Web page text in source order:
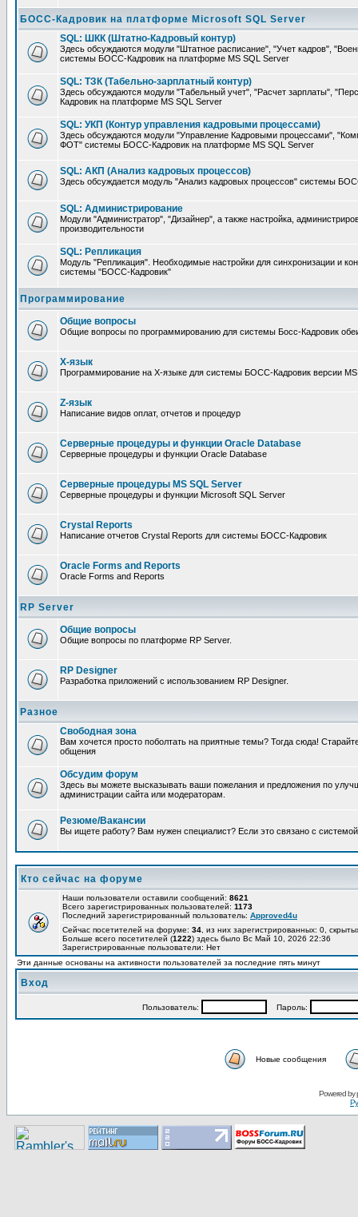
БОСС-Кадровик на платформе Microsoft SQL Server
SQL: ШКК (Штатно-Кадровый контур)
Здесь обсуждаются модули "Штатное расписание", "Учет кадров",
системы БОСС-Кадровик на платформе MS SQL Server
SQL: ТЗК (Табельно-зарплатный контур)
Здесь обсуждаются модули "Табельный учет", "Расчет зарплаты",
Кадровик на платформе MS SQL Server
SQL: УКП (Контур управления кадровыми процессами)
Здесь обсуждаются модули "Управление Кадровыми процессами",
ФОТ" системы БОСС-Кадровик на платформе MS SQL Server
SQL: АКП (Анализ кадровых процессов)
Здесь обсуждается модуль "Анализ кадровых процессов" системы
SQL: Администрирование
Модули "Администратор", "Дизайнер", а также настройка,
производительности
SQL: Репликация
Модуль "Репликация". Необходимые настройки для синхронизации и
системы "БОСС-Кадровик"
Программирование
Общие вопросы
Общие вопросы по программированию для системы Босс-Кадровик
X-язык
Программирование на X-языке для системы БОСС-Кадровик версии
Z-язык
Написание видов оплат, отчетов и процедур
Серверные процедуры и функции Oracle Database
Серверные процедуры и функции Oracle Database
Серверные процедуры MS SQL Server
Серверные процедуры и функции Microsoft SQL Server
Crystal Reports
Написание отчетов Crystal Reports для системы БОСС-Кадровик
Oracle Forms and Reports
Oracle Forms and Reports
RP Server
Общие вопросы
Общие вопросы по платформе RP Server.
RP Designer
Разработка приложений с использованием RP Designer.
Разное
Свободная зона
Вам хочется просто поболтать на приятные темы? Тогда сюда!
общения
Обсудим форум
Здесь вы можете высказывать ваши пожелания и предложения по
администрации сайта или модераторам.
Резюме/Вакансии
Вы ищете работу? Вам нужен специалист? Если это связано с
Кто сейчас на форуме
Наши пользователи оставили сообщений: 8621
Всего зарегистрированных пользователей: 1173
Последний зарегистрированный пользователь: Approved4u
Сейчас посетителей на форуме: 34 , из них зарегистрированных: 0,
Больше всего посетителей (1222) здесь было Вс Май 10, 2026 22:36
Зарегистрированные пользователи: Нет
Эти данные основаны на активности пользователей за последние пять минут
Вход
Пользoватeль: Пaрoль:
Новые сообщения
Pоwerеd by